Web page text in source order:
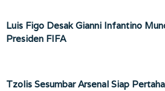
Luis Figo Desak Gianni Infantino
Presiden FIFA
Tzolis Sesumbar Arsenal Siap